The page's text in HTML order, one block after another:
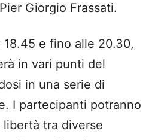
Giorgio Frassati.
e fino alle 20.30,
in vari punti del
in una serie di
I partecipanti potranno
tra diverse